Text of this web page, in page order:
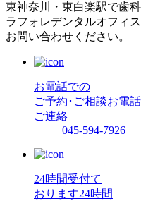
東神奈川・東白楽駅で歯
ラフォレデンタルオフィ
お問い合わせください。
お電話での
ご予約･ご相談お電
ご連絡
045-594-7926
24時間受付て
おります24時間